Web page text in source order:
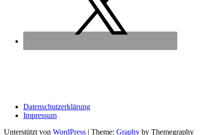
Datenschutz­erklärung
Impressum
Unterstützt von WordPress | Theme: Graphy by Themegraphy